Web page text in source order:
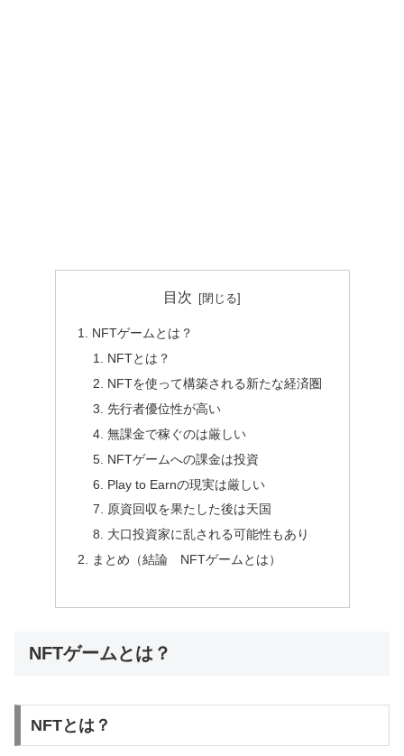
目次
NFTゲームとは？
NFTとは？
NFTを使って構築される新たな経済圏
先行者優位性が高い
無課金で稼ぐのは厳しい
NFTゲームへの課金は投資
Play to Earnの現実は厳しい
原資回収を果たした後は天国
大口投資家に乱される可能性もあり
まとめ（結論 NFTゲームとは）
NFTゲームとは？
NFTとは？